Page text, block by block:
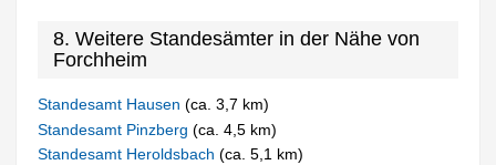
8. Weitere Standesämter in der Nähe von
Forchheim
Standesamt Hausen(ca. 3,7 km)
Standesamt Pinzberg(ca. 4,5 km)
Standesamt Heroldsbach(ca. 5,1 km)